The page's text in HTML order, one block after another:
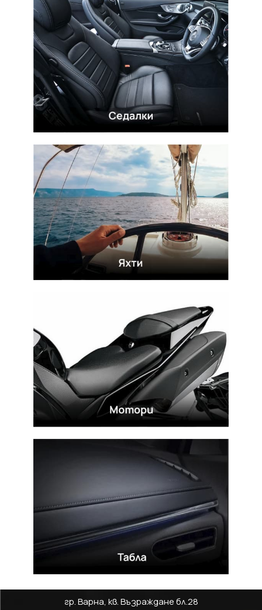
гр. Варна, кв. Възраждане бл.28